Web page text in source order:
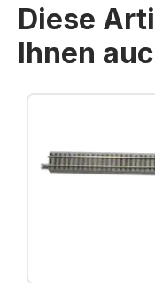
Diese
Ihnen
Produktgalerie